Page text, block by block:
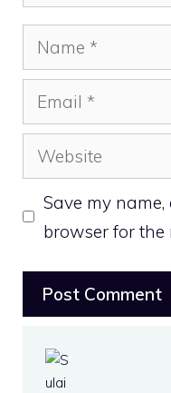
Name
Email
Website
Save my
browser for the